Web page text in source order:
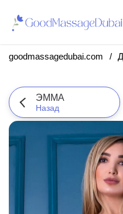
goodmassagedubai.com
ЭММА
Назад